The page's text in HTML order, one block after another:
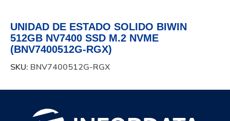
UNIDAD DE ESTADO SOLIDO BIWIN
512GB NV7400 SSD M.2 NVME
(BNV7400512G-RGX)
SKU: BNV7400512G-RGX